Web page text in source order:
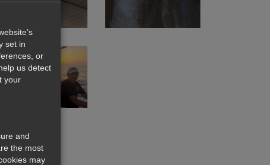
set in
or
us detect
your
and
the most
may